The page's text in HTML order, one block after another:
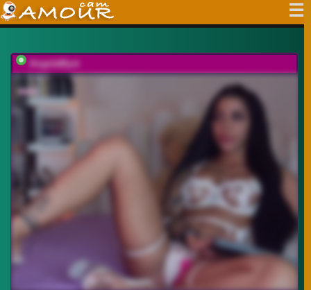
AngelaMyst